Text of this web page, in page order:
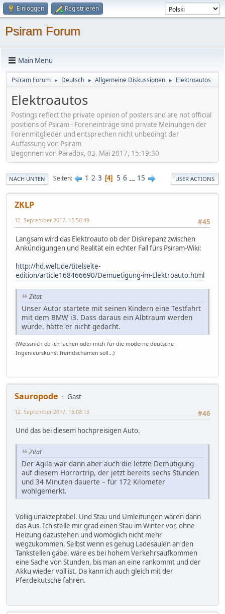
Einloggen Registrieren
Psiram Forum
Main Menu
Psiram Forum ► Deutsch ► Allgemeine Diskussionen ► Elektroautos
Elektroautos
Postings reflect the private opinion of posters and are not official
positions of Psiram - Foreneinträge sind private Meinungen der
Forenmitglieder und entsprechen nicht unbedingt der
Auffassung von Psiram
Begonnen von Paradox, 03. Mai 2017, 15:19:30
NACH UNTEN Seiten 1 2 3 4 5 6 ... 15 USER ACTIONS
ZKLP
#45
12. September 2017, 15:50:49
Langsam wird das Elektroauto ob der Diskrepanz zwischen
Ankündigungen und Realität ein echter Fall fürs Psiram-Wiki:
http://hd.welt.de/titelseite-
edition/article168466690/Demuetigung-im-Elektroauto.html
Zitat
Unser Autor startete mit seinen Kindern eine Testfahrt
mit dem BMW i3. Dass daraus ein Albtraum werden
würde, hätte er nicht gedacht.
(Weissnich ob ich lachen oder mich für die moderne deutsche
Ingenieurskunst fremdschämen soll...)
Sauropode
Gast
#46
12. September 2017, 16:08:15
Und das bei diesem hochpreisigen Auto.
Zitat
Der Agila war dann aber auch die letzte Demütigung
auf diesem Horrortrip, der jetzt bereits sechs Stunden
und 34 Minuten dauerte – für 172 Kilometer
wohlgemerkt.
Völlig unakzeptabel. Und Stau und Umleitungen wären dann
das Aus. Ich stelle mir grad einen Stau im Winter vor, ohne
Heizung dazustehen und womöglich nicht mehr
wegzukommen. Selbst wenn es genug Ladesäulen an den
Tankstellen gäbe, wäre es bei hohem Verkehrsaufkommen
eine Sache von Stunden, bis man an eine rankommt und der
Akku wieder voll ist. Da kann ich auch gleich mit der
Pferdekutsche fahren.